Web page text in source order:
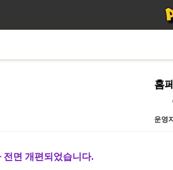
홈
운영
전면 개편되었습니다.